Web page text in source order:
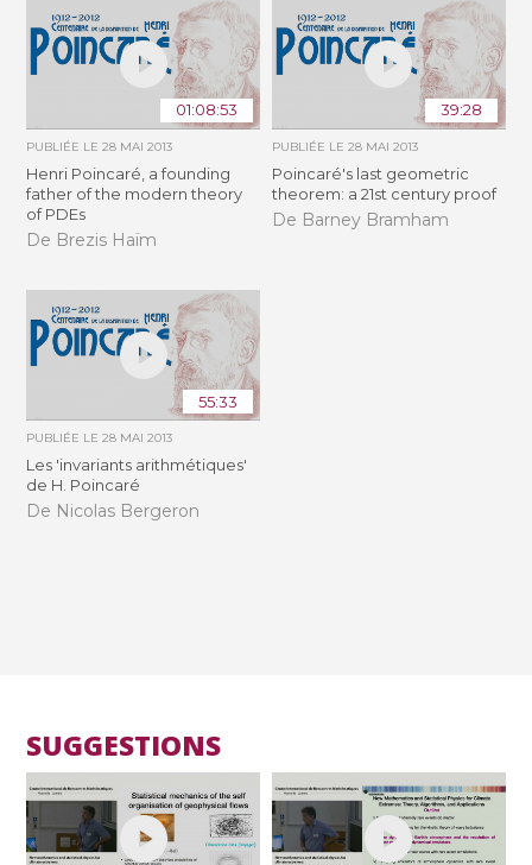
01:08:53
PUBLIÉE LE28 MAI 2013
Henri Poincaré, a founding
father of the modern theory
of PDEs
De Brezis Haïm
39:28
PUBLIÉE LE 28 MAI 2013
Poincaré's last geometric
theorem: a 21st century proof
De Barney Bramham
55:33
PUBLIÉE LE28 MAI 2013
Les 'invariants arithmétiques'
de H. Poincaré
De Nicolas Bergeron
SUGGESTIONS